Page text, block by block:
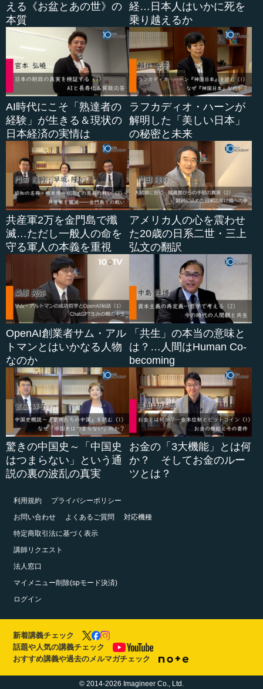
える《お盆とあの世》の
本質
経…日本人はいかに死を
乗り越えるか
AI時代にこそ「熟達者の
経験」が生きる＆現状の
日本経済の実情は
ラフカディオ・ハーンが
解明した「美しい日本」
の秘密と未来
共産軍2万を金門島で殲
滅…ただし一般人の命を
守る軍人の本義を重視
アメリカ人の心を震わせ
た20歳の日系二世・三上
弘文の翻訳
OpenAI創業者サム・アル
トマンとはいかなる人物
なのか
「共生」の本当の意味と
は？…人間はHuman Co-
becoming
驚きの中国史～「中国史
はつまらない」という通
説の裏の波乱の真実
お金の「3大機能」とは何
か？ そしてお金のルー
ツとは？
利用規約
プライバシーポリシー
お問い合わせ
よくあるご質問
対応機種
特定商取引法に基づく表示
講師リクエスト
法人窓口
マイメニュー削除(spモード決済)
ログイン
新着講義チェック
話題や人気の講義チェック
おすすめ講義や過去のメルマガチェック
© 2014-2026 Imagineer Co., Ltd.